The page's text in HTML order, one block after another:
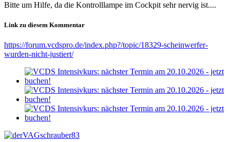
Bitte um Hilfe, da die Kontrolllampe im Cockpit sehr nervig ist....
Link zu diesem Kommentar
https://forum.vcdspro.de/index.php?/topic/18329-scheinwerfer-
wurden-nicht-justiert/